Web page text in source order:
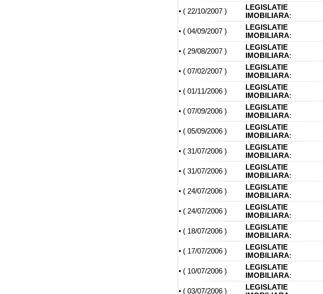
• ( 22/10/2007 )
LEGISLATIE
IMOBILIARA:
• ( 04/09/2007 )
LEGISLATIE
IMOBILIARA:
• ( 29/08/2007 )
LEGISLATIE
IMOBILIARA:
• ( 07/02/2007 )
LEGISLATIE
IMOBILIARA:
• ( 01/11/2006 )
LEGISLATIE
IMOBILIARA:
• ( 07/09/2006 )
LEGISLATIE
IMOBILIARA:
• ( 05/09/2006 )
LEGISLATIE
IMOBILIARA:
• ( 31/07/2006 )
LEGISLATIE
IMOBILIARA:
• ( 31/07/2006 )
LEGISLATIE
IMOBILIARA:
• ( 24/07/2006 )
LEGISLATIE
IMOBILIARA:
• ( 24/07/2006 )
LEGISLATIE
IMOBILIARA:
• ( 18/07/2006 )
LEGISLATIE
IMOBILIARA:
• ( 17/07/2006 )
LEGISLATIE
IMOBILIARA:
• ( 10/07/2006 )
LEGISLATIE
IMOBILIARA:
• ( 03/07/2006 )
LEGISLATIE